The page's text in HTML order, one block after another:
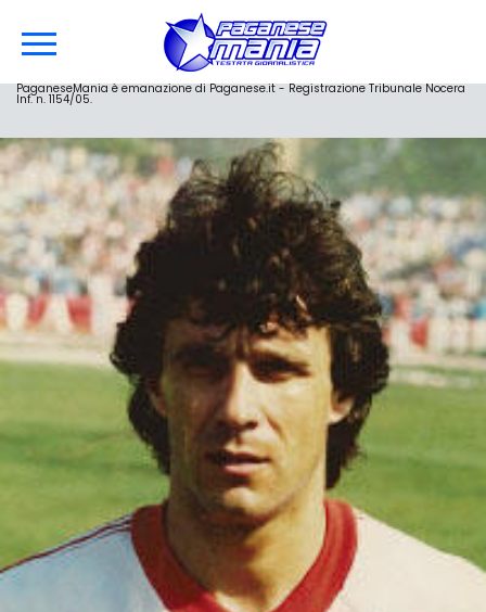
PaganeseMania è emanazione di Paganese.it - Registrazione Tribunale Nocera
Inf. n. 1154/05.